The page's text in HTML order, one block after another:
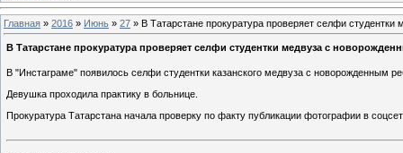
Главная » 2016 » Июнь » 27 » В Татарстане прокуратура проверяет селфи
В Татарстане прокуратура проверяет селфи студентки медвуза с
В "Инстаграме" появилось селфи студентки казанского медвуза с новорожденным
Девушка проходила практику в больнице.
Прокуратура Татарстана начала проверку по факту публикации фотографии в